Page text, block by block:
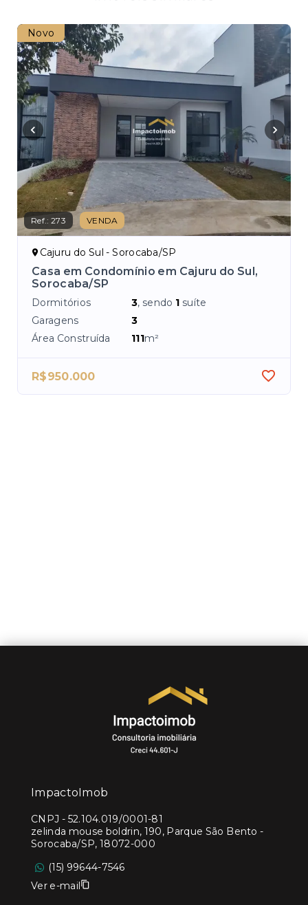
Novo
Ref.:273 VENDA
Cajuru do Sul - Sorocaba/SP
Casa em Condomínio em Cajuru do Sul,
Sorocaba/SP
Dormitórios 3, sendo 1 suíte
Garagens
3
Área Construída
111m²
R$950.000
ImpactoImob
CNPJ - 52.104.019/0001-81
zelinda mouse boldrin, 190, Parque São Bento -
Sorocaba/SP, 18072-000
(15) 99644-7546
Ver e-mail